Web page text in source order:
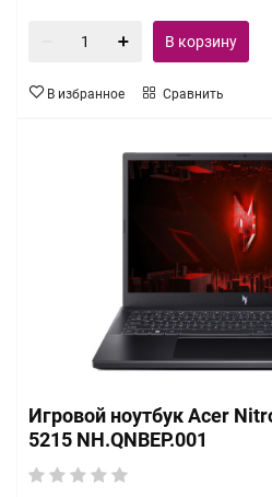
В корзину
В избранное Сравнить
Игровой ноутбук Acer
5215 NH.QNBEP.001